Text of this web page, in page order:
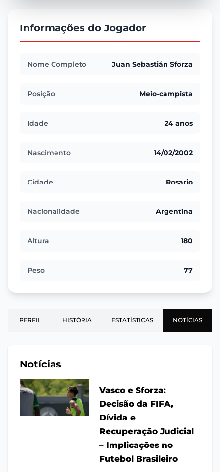
Informações do Jogador
Nome Completo Juan Sebastián Sforza
Posição Meio-campista
Idade 24 anos
Nascimento 14/02/2002
Cidade Rosario
Nacionalidade Argentina
Altura 180
Peso 77
PERFIL HISTÓRIA ESTATÍSTICAS NOTÍCIAS
Notícias
Vasco e Sforza:
Decisão da FIFA,
Dívida e
Recuperação Judicial
– Implicações no
Futebol Brasileiro